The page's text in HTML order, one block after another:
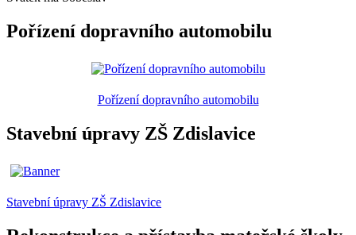
Pořízení dopravního automobilu
Pořízení dopravního automobilu
Stavební úpravy ZŠ Zdislavice
Stavební úpravy ZŠ Zdislavice